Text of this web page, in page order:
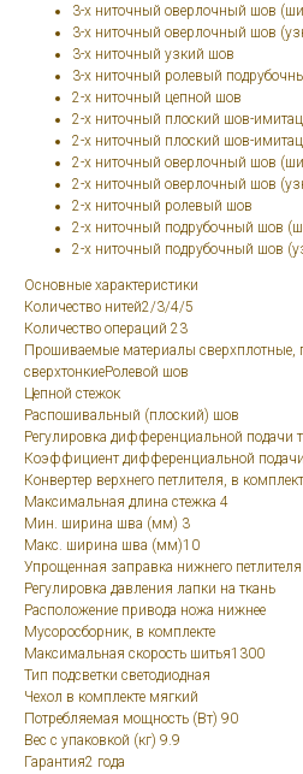
3-х ниточный оверлочный шов
3-х ниточный оверлочный шов
3-х ниточный узкий шов
3-х ниточный ролевый
2-х ниточный цепной шов
2-х ниточный плоский шов-
2-х ниточный плоский шов-
2-х ниточный оверлочный шов
2-х ниточный оверлочный шов
2-х ниточный ролевый шов
2-х ниточный подрубочный шов
2-х ниточный подрубочный шов
Основные характеристики
Количество нитей2/3/4/5
Количество операций 23
Прошиваемые материалы сверхплотные,
сверхтонкиеРолевой шов
Цепной стежок
Распошивальный (плоский) шов
Регулировка дифференциальной подачи
Коэффициент дифференциальной
Конвертер верхнего петлителя, в
Максимальная длина стежка 4
Мин. ширина шва (мм) 3
Макс. ширина шва (мм)10
Упрощенная заправка нижнего петлителя
Регулировка давления лапки на ткань
Расположение привода ножа нижнее
Мусоросборник, в комплекте
Максимальная скорость шитья1300
Тип подсветки светодиодная
Чехол в комплекте мягкий
Потребляемая мощность (Вт) 90
Вес с упаковкой (кг) 9.9
Гарантия2 года